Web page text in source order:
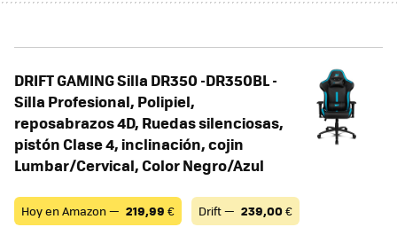
DRIFT GAMING Silla DR350 -DR350BL -
Silla Profesional, Polipiel,
reposabrazos 4D, Ruedas silenciosas,
pistón Clase 4, inclinación, cojin
Lumbar/Cervical, Color Negro/Azul
Hoy en Amazon — 219,99 € Drift — 239,00€